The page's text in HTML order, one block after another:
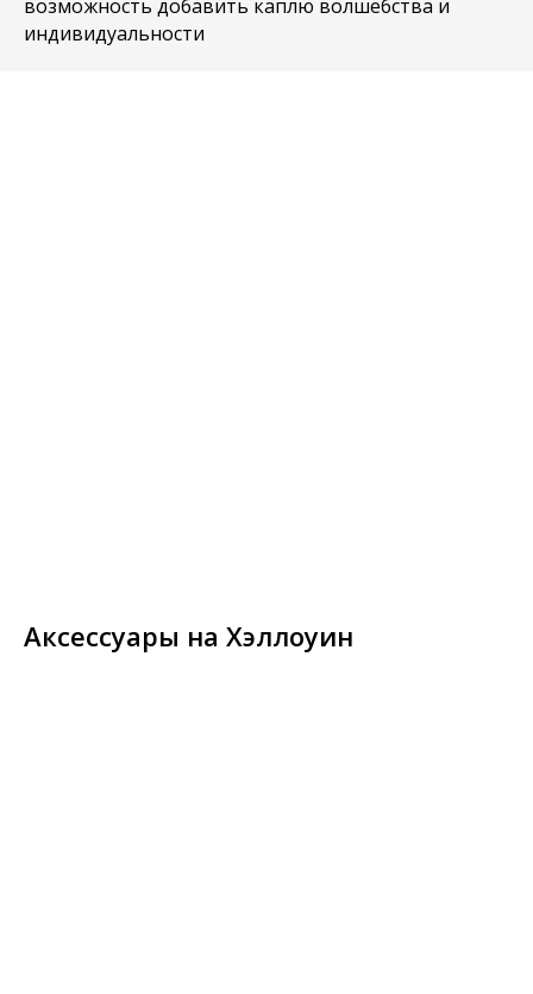
возможность добавить каплю волшебства и
индивидуальности
Аксессуары на Хэллоуин